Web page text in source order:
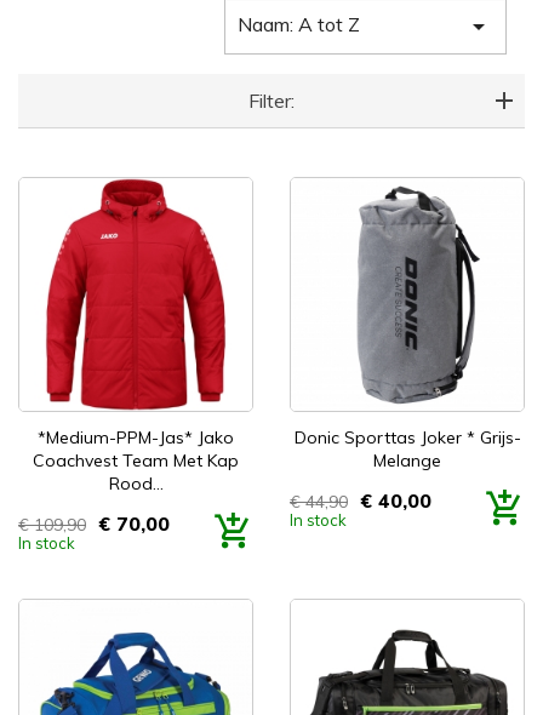
Naam: A tot Z 
Filter:
*Medium-PPM-Jas* Jako
Coachvest Team Met Kap
Rood...
Prijs
€ 109,90 € 70,00
In stock
Donic Sporttas Joker * Grijs-
Melange
Prijs
€ 44,90 € 40,00
In stock